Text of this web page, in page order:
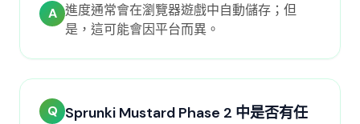
A 進度通常會在瀏覽器遊戲中自動儲存；但
是，這可能會因平台而異。
Q Sprunki Mustard Phase 2 中是否有任